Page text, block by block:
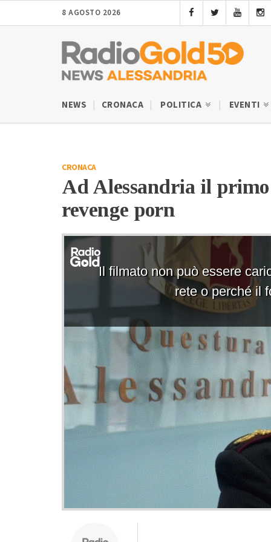
8 AGOSTO 2026
NEWS CRONACA POLITICA EVENTI
CRONACA
Ad Alessandria il
revenge porn